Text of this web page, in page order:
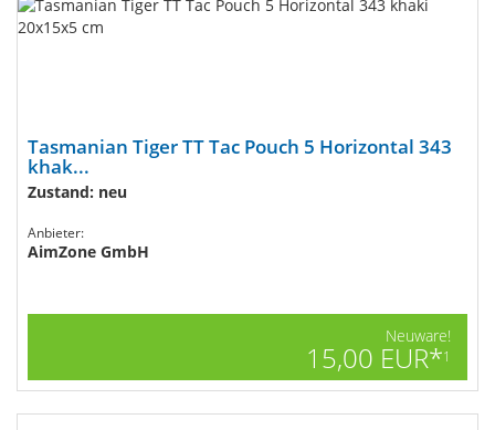
Tasmanian Tiger TT Tac Pouch 5 Horizontal 343
khak...
Zustand: neu
Anbieter:
AimZone GmbH
Neuware!
15,00 EUR*1